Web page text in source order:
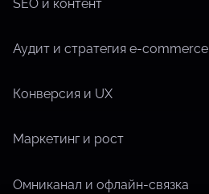
SEO и контент
Аудит и стратегия e-commerce
Конверсия и UX
Маркетинг и рост
Омниканал и офлайн-связка